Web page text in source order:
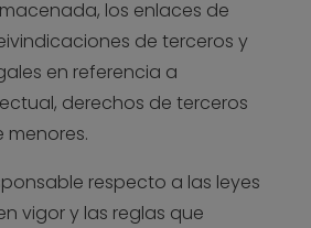
los enlaces de
de terceros y
en referencia a
derechos de terceros
respecto a las leyes
vigor y las reglas que